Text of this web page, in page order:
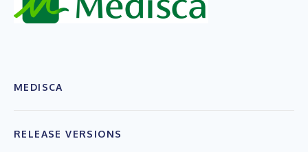
MEDISCA
RELEASE VERSIONS